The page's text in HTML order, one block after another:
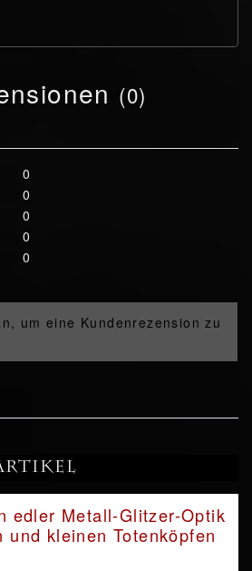
(0)
0
0
0
0
0
um eine Kundenrezension zu